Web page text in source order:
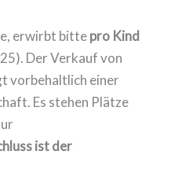
erwirbt bittepro Kind
Der Verkauf von
vorbehaltlich einer
Es stehen Plätze
ist der